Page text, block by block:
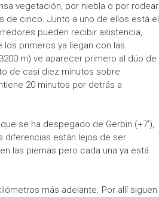
vegetación, por niebla o por rodear
de cinco. Junto a uno de ellos está el
pueden recibir asistencia,
primeros ya llegan con las
m) ve aparecer primero al dúo de
de casi diez minutos sobre
20 minutos por detrás a
se ha despegado de Gerbin (+7'),
diferencias están lejos de ser
las piernas pero cada una ya está
más adelante. Por allí siguen